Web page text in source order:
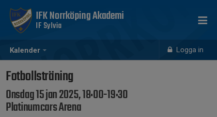
Kalender Logga in
IFK Norrköping Akademi
IF Sylvia
Fotbollsträning
Onsdag 15 jan 2025, 18:00-19:30
Platinumcars Arena